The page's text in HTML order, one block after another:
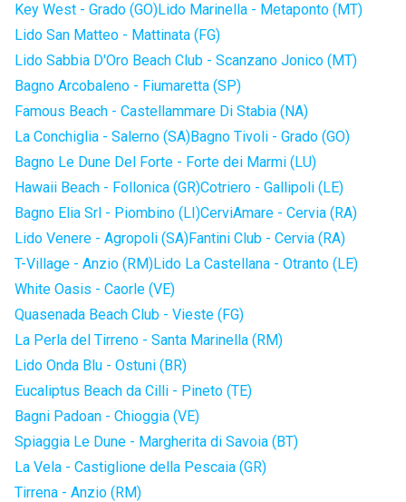
Key West - Grado (GO)Lido Marinella - Metaponto (MT)
Lido San Matteo - Mattinata (FG)
Lido Sabbia D'Oro Beach Club - Scanzano Jonico (MT)
Bagno Arcobaleno - Fiumaretta (SP)
Famous Beach - Castellammare Di Stabia (NA)
La Conchiglia - Salerno (SA)Bagno Tivoli - Grado (GO)
Bagno Le Dune Del Forte - Forte dei Marmi (LU)
Hawaii Beach - Follonica (GR)Cotriero - Gallipoli (LE)
Bagno Elia Srl - Piombino (LI)CerviAmare - Cervia (RA)
Lido Venere - Agropoli (SA)Fantini Club - Cervia (RA)
T-Village - Anzio (RM)Lido La Castellana - Otranto (LE)
White Oasis - Caorle (VE)
Quasenada Beach Club - Vieste (FG)
La Perla del Tirreno - Santa Marinella (RM)
Lido Onda Blu - Ostuni (BR)
Eucaliptus Beach da Cilli - Pineto (TE)
Bagni Padoan - Chioggia (VE)
Spiaggia Le Dune - Margherita di Savoia (BT)
La Vela - Castiglione della Pescaia (GR)
Tirrena - Anzio (RM)